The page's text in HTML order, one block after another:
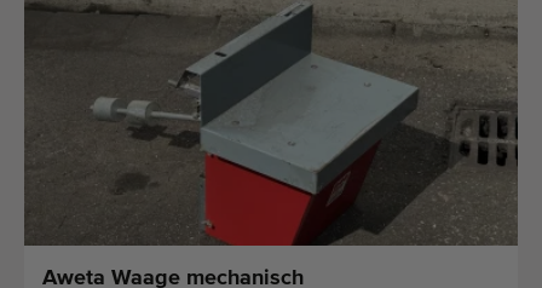
Aweta Waage mechanisch